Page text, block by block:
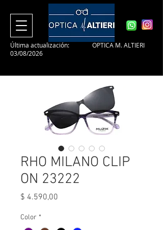
Última actualización:
03/08/2026
OPTICA M. ALTIERI
RHO MILANO CLIP
ON 23222
$ 4.590,00
Color *